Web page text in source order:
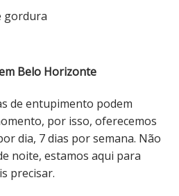
gordura
Belo Horizonte
de entupimento podem
por isso, oferecemos
dia, 7 dias por semana. Não
noite, estamos aqui para
precisar.